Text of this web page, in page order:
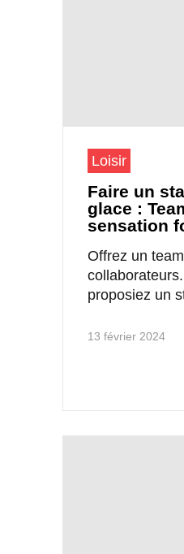
Loisir
Faire un
glace :
sensation
Offrez un
proposiez un
13 février 2024